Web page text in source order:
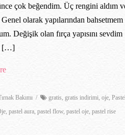
çok beğendim. Üç rengini aldım
olarak yapılarından bahsetmem
Değişik olan fırça yapısını sevdim
[…]
Bakımı / gratis gratis indirimi oje, Pastel
, pastel aura, pastel flow, pastel oje, pastel rise